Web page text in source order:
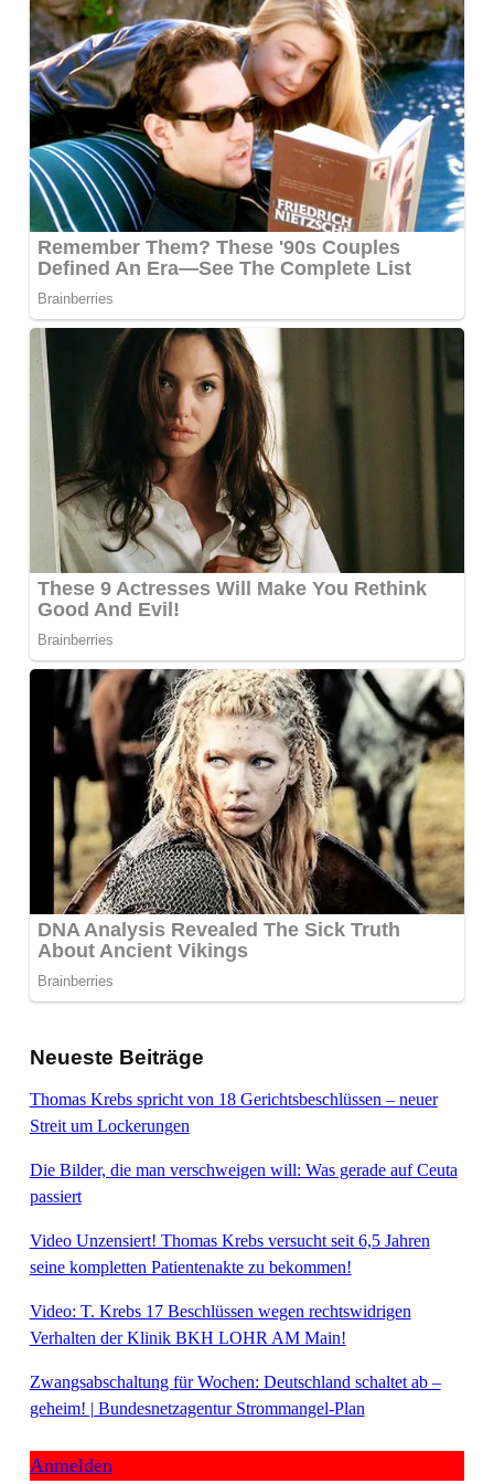
Neueste Beiträge
Thomas Krebs spricht von 18 Gerichtsbeschlüssen – neuer
Streit um Lockerungen
Die Bilder, die man verschweigen will: Was gerade auf Ceuta
passiert
Video Unzensiert! Thomas Krebs versucht seit 6,5 Jahren
seine kompletten Patientenakte zu bekommen!
Video: T. Krebs 17 Beschlüssen wegen rechtswidrigen
Verhalten der Klinik BKH LOHR AM Main!
Zwangsabschaltung für Wochen: Deutschland schaltet ab –
geheim! | Bundesnetzagentur Strommangel-Plan
Anmelden